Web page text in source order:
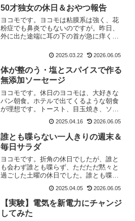
自体殆ど観ません。でも。これはめっち
ゃオモロイ！と感じてしま...
50才独女の休日＆おやつ報告
ヨコモです。ヨコモは粘膜系は強く、花
粉症でも鼻炎でもないのですが。昨日、
外に出た途端に耳の下の首が急に痒くな
目がゴロゴロする＆耳の中が痒くなるの
ん。それなのに、耳の下...
2025.03.22 2026.06.05
体が整のう・塩とスパイスで作る
無添加ソーセージ
ヨコモです。休日のヨコモは、大好きな
パン朝食。ホテルで出てくるような朝食
が理想です。トースト、目玉焼き、ソー
琲。特にソーセージは、贅沢な気分にさ
せられます。何故なら『普段食べないか
ら』。高級で買えない、と言...
2025.04.16 2026.06.05
誰とも喋らない一人きりの週末＆
毎日サラダ
ヨコモです。折角の休日でしたが、誰と
も会わず誰とも喋らず、ただただ黙々と
過ごした土曜の休日でした。誰とも喋ら
が良かったので、久しぶりに布団を干し
てシーツを洗濯しました。花粉はまだい
いのですが、黄砂やPM...
2025.04.05 2026.06.05
【実験】電気を新電力にチャンジ
してみた